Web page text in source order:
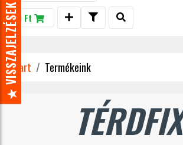
0 Ft
Start Termékeink
TÉRDFIX
★ VISSZAJELZÉSEK